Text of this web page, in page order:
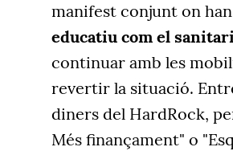
manifest conjunt on
educatiu com el
continuar amb les
revertir la situació.
diners del HardRock,
Més finançament" o